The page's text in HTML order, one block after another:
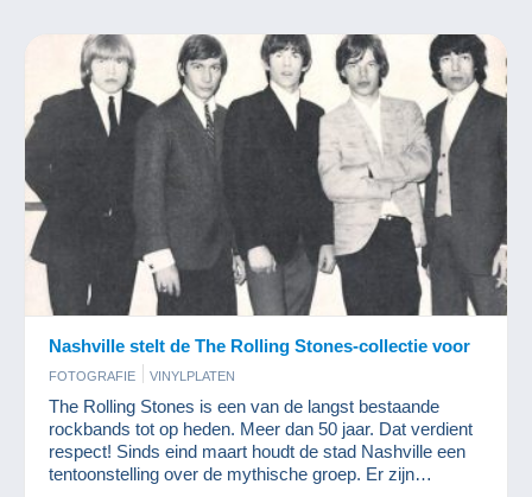
Nashville stelt de The Rolling Stones-collectie voor
FOTOGRAFIE VINYLPLATEN
The Rolling Stones is een van de langst bestaande
rockbands tot op heden. Meer dan 50 jaar. Dat verdient
respect! Sinds eind maart houdt de stad Nashville een
tentoonstelling over de mythische groep. Er zijn